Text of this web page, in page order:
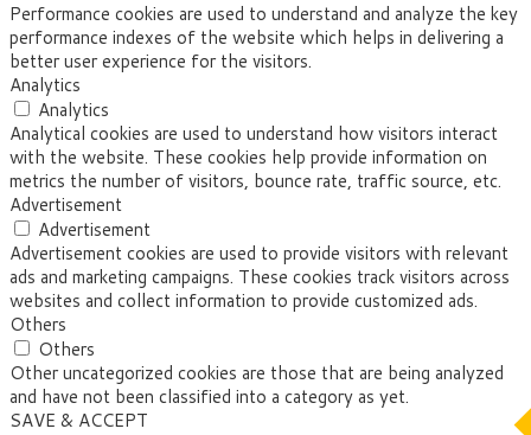
Performance cookies are used to understand and analyze the key
performance indexes of the website which helps in delivering a
better user experience for the visitors.
Analytics
Analytics
Analytical cookies are used to understand how visitors interact
with the website. These cookies help provide information on
metrics the number of visitors, bounce rate, traffic source, etc.
Advertisement
Advertisement
Advertisement cookies are used to provide visitors with relevant
ads and marketing campaigns. These cookies track visitors across
websites and collect information to provide customized ads.
Others
Others
Other uncategorized cookies are those that are being analyzed
and have not been classified into a category as yet.
SAVE & ACCEPT